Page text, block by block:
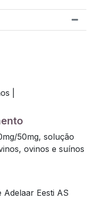
|
50mg, solução
ovinos e suínos
Adelaar Eesti AS